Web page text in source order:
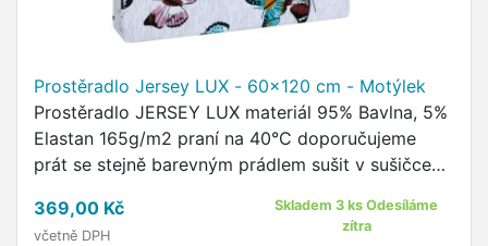
Prostěradlo Jersey LUX - 60x120 cm - Motýlek
Prostěradlo JERSEY LUX materiál 95% Bavlna, 5%
Elastan 165g/m2 praní na 40°C doporučujeme
prát se stejně barevným prádlem sušit v sušičce
dětské prostěradlo …
369,00 Kč
včetně DPH
Skladem 3 ks Odesíláme
zítra